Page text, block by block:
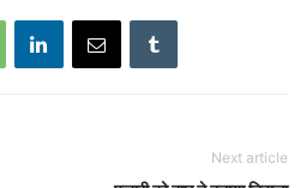
Next article